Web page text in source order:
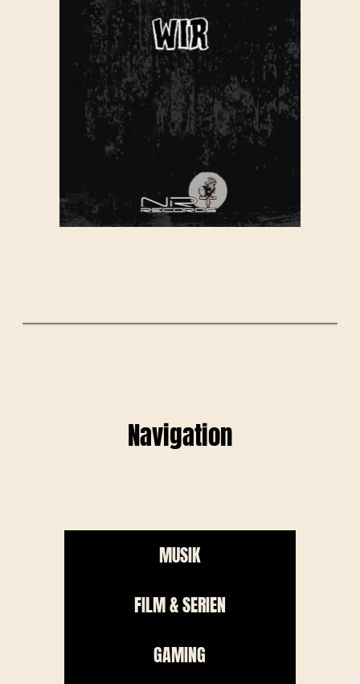
Navigation
MUSIK
FILM & SERIEN
GAMING